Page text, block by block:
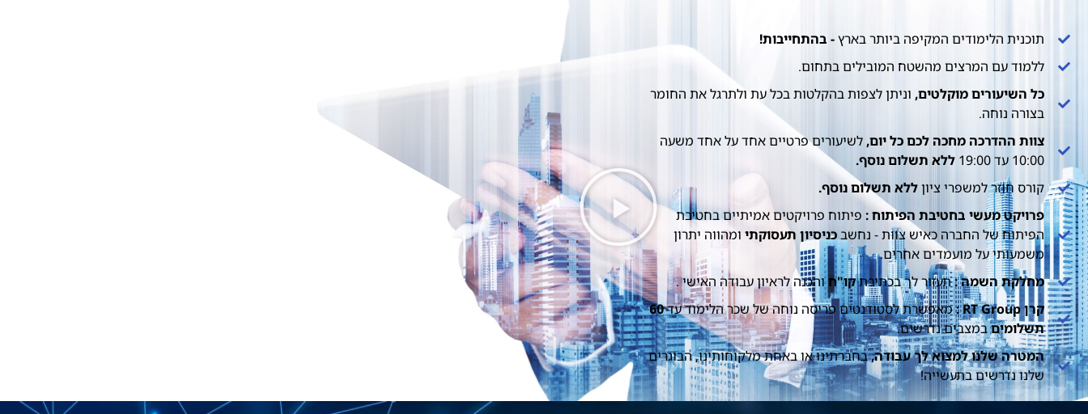
תוכנית הלימודים המקיפה ביותר בארץ- בהתחייבות!
ללמוד עם המרצים מהשטח המובילים בתחום.
כל השיעורים מוקלטים,וניתן לצפות בהקלטות בכל עת ולתרגל את החומר
בצורה נוחה.​
צוות ההדרכה מחכה לכם כל יום,לשיעורים פרטיים אחד על אחד משעה
10:00 עד 19:00
ללא תשלום נוסף.
קורס חוזר למשפרי ציוןללא תשלום נוסף.
פרויקט מעשי בחטיבת הפיתוח : פיתוח פרויקטים אמיתיים בחטיבת
הפיתוח של החברה כאיש צוות - נחשבכניסיון תעסוקתיומהווה יתרון
משמעותי על מועמדים אחרים.
מחלקת השמה :תעזור לך בכתיבתקו"חוהכנה לראיון עבודה האישי .
קרן RT Group :
מאפשרת לסטודנטים פריסה נוחה של שכר הלימוד עד60
תשלומיםבמצבים נדרשים.
המטרה שלנו למצוא לך עבודה,בחברתינו או באחת מלקוחותינו, הבוגרים
שלנו נדרשים בתעשייה!